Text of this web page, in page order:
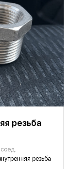
резьба
резьба